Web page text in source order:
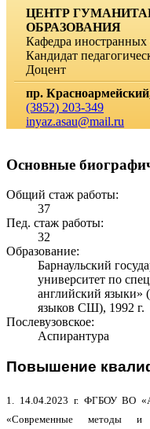
ЦЕНТР
ОБРАЗОВАНИЯ
Кафедра иностранных
Кандидат
Доцент
пр.
(3852) 203-349
inyaz.asau@mail.ru
Основные
Общий стаж работы:
37
Пед. стаж работы:
32
Образование:
Барнаульский
университет по
английский языки»
языков СШ), 1992 г.
Послевузовское:
Аспирантура
Повышение
1. 14.04.2023 г. ФГБОУ ВО«
«Современные методы и